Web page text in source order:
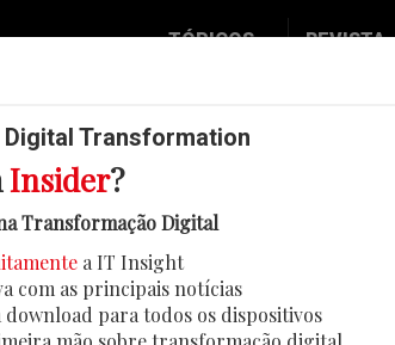
TÓPICOS
Digital
IT Strategy
Operação
REVISTA
Web Summit 2023
é o
apresentação de Andrew
a área de inovação
Digital Transformation
Insider?
Transformação Digital
a IT Insight
com as principais notícias
para todos os dispositivos